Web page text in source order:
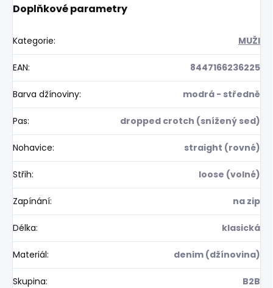
Doplňkové parametry
Kategorie: MUŽI
EAN: 8447166236225
Barva džínoviny: modrá - středně
Pas: dropped crotch (snížený sed)
Nohavice: straight (rovné)
Střih: loose (volné)
Zapínání: na zip
Délka: klasická
Materiál: denim (džínovina)
Skupina: B2B